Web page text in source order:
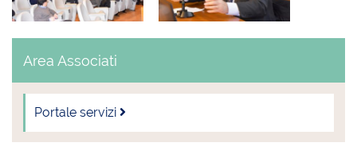
Area Associati
Portale servizi